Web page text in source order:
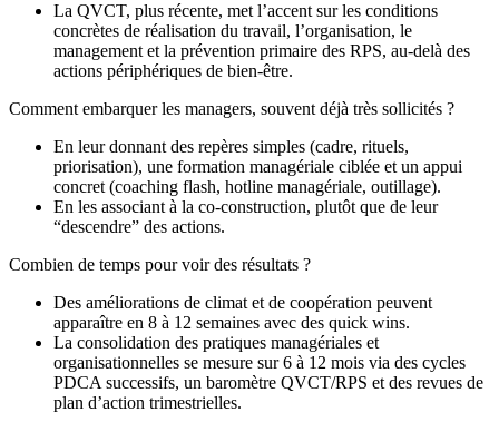
La QVCT, plus récente, met l’accent sur les conditions
concrètes de réalisation du travail, l’organisation, le
management et la prévention primaire des RPS, au‑delà des
actions périphériques de bien‑être.
Comment embarquer les managers, souvent déjà très sollicités ?
En leur donnant des repères simples (cadre, rituels,
priorisation), une formation managériale ciblée et un appui
concret (coaching flash, hotline managériale, outillage).
En les associant à la co‑construction, plutôt que de leur
“descendre” des actions.
Combien de temps pour voir des résultats ?
Des améliorations de climat et de coopération peuvent
apparaître en 8 à 12 semaines avec des quick wins.
La consolidation des pratiques managériales et
organisationnelles se mesure sur 6 à 12 mois via des cycles
PDCA successifs, un baromètre QVCT/RPS et des revues de
plan d’action trimestrielles.